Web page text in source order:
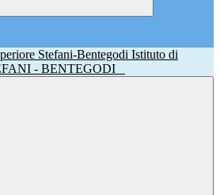
Istituto di
- BENTEGODI